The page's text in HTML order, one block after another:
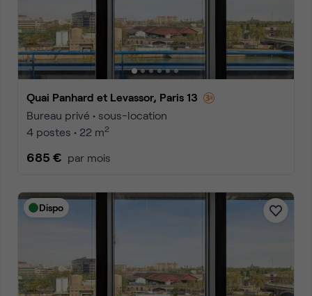
Quai Panhard et Levassor, Paris 13
Bureau privé • sous-location
4 postes • 22 m2
685 € par mois
Dispo